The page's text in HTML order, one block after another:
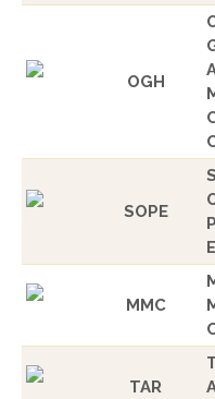
OGH
SOPE
MMC
TAR